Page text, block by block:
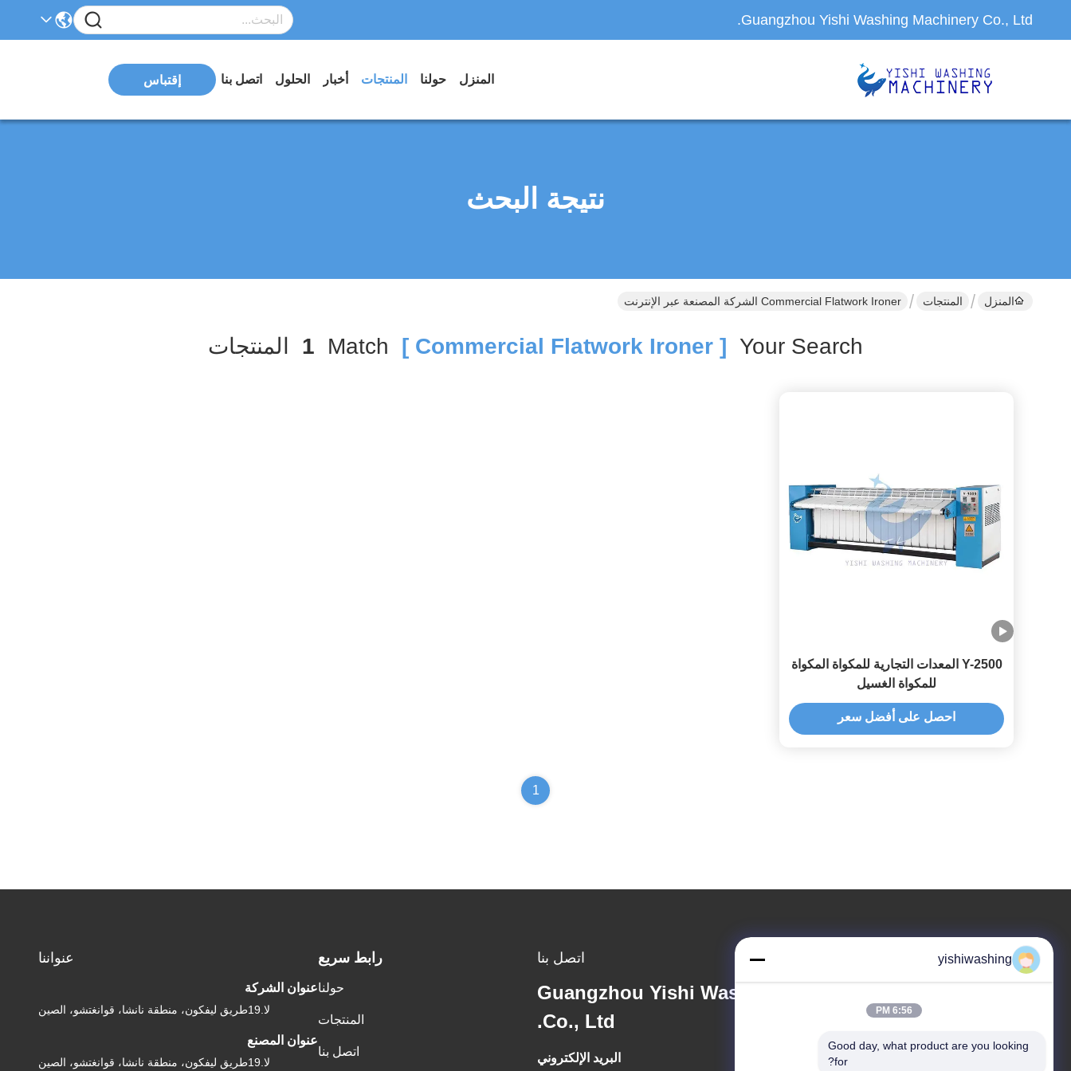
Guangzhou Yishi Washing Machinery Co., Ltd.
المنزل حولنا المنتجات أخبار الحلول اتصل بنا إقتباس
نتيجة البحث
المنزل المنتجات Commercial Flatwork Ironer الشركة المصنعة عبر الإنترنت
Your Search
[ Commercial Flatwork Ironer ]
1 المنتجات
Y-2500 المعدات التجارية للمكواة المكواة
للمكواة الغسيل
احصل على أفضل سعر
1
اتصل بنا
Guangzhou Yishi Washing Machinery
Co., Ltd.
البريد الإلكتروني
رابط سريع
حولنا
المنتجات
اتصل بنا
عنواننا
عنوان الشركة
لا.19طريق ليفكون، منطقة نانشا، قوانغتشو، الصين
عنوان المصنع
لا.19طريق ليفكون، منطقة نانشا، قوانغتشو، الصين
yishiwashing
6:56 PM
Good day, what product are you looking
for?